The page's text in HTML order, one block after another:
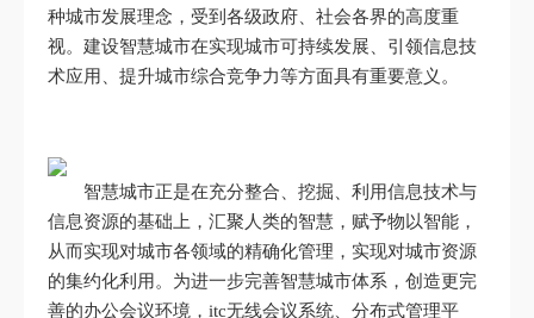
种城市发展理念，受到各级政府、社会各界的高度重
视。建设智慧城市在实现城市可持续发展、引领信息技
术应用、提升城市综合竞争力等方面具有重要意义。
智慧城市正是在充分整合、挖掘、利用信息技术与
信息资源的基础上，汇聚人类的智慧，赋予物以智能，
从而实现对城市各领域的精确化管理，实现对城市资源
的集约化利用。为进一步完善智慧城市体系，创造更完
善的办公会议环境，itc无线会议系统、分布式管理平